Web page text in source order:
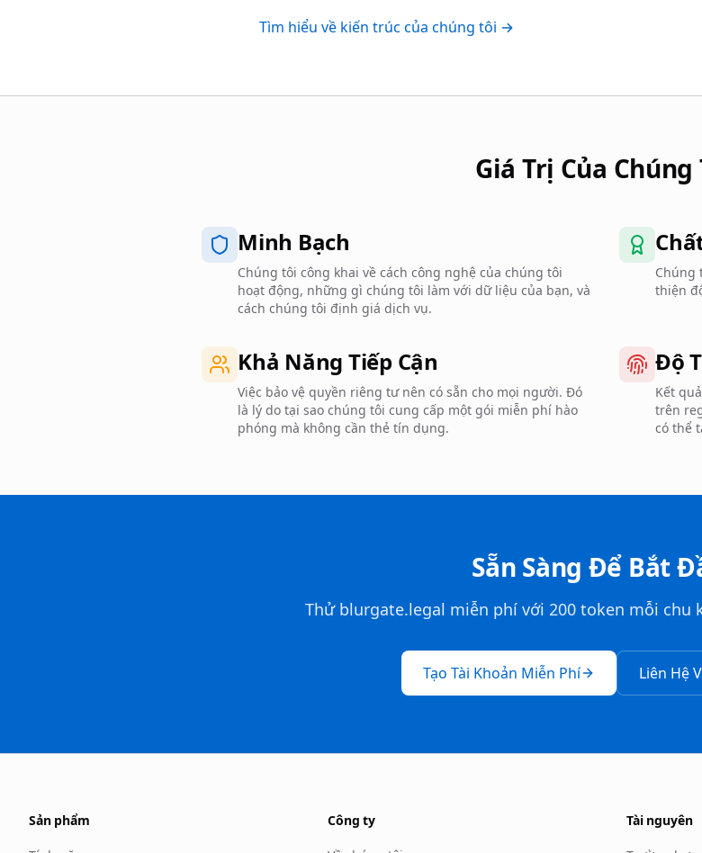
Tìm hiểu về kiến trúc của chúng tôi →
Giá Trị Của Chúng
Minh Bạch
Chúng tôi công khai về cách công nghệ của chúng tôi
hoạt động, những gì chúng tôi làm với dữ liệu của bạn, và
cách chúng tôi định giá dịch vụ.
Chúng
thiện
Khả Năng Tiếp Cận
Việc bảo vệ quyền riêng tư nên có sẵn cho mọi người. Đó
là lý do tại sao chúng tôi cung cấp một gói miễn phí hào
phóng mà không cần thẻ tín dụng.
Độ
Kết
trên
có thể
Sẵn Sàng Để Bắt
Thử blurgate.legal miễn phí với 200 token mỗi chu
Tạo Tài Khoản Miễn Phí Liên Hệ
Sản phẩm Công ty Tài nguyên